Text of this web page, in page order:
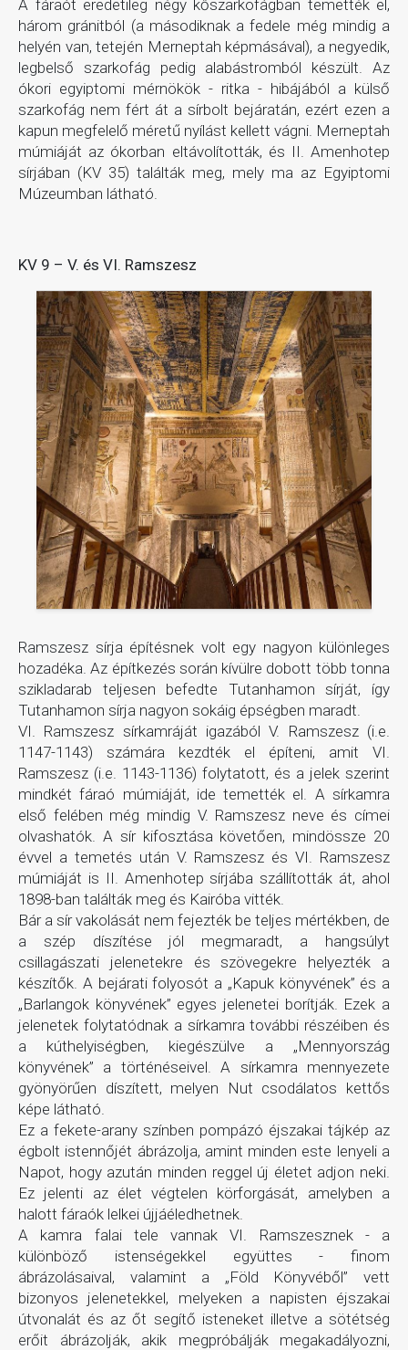
A fáraót eredetileg négy kőszarkofágban temették el,
három gránitból (a másodiknak a fedele még mindig a
helyén van, tetején Merneptah képmásával), a negyedik,
legbelső szarkofág pedig alabástromból készült. Az
ókori egyiptomi mérnökök - ritka - hibájából a külső
szarkofág nem fért át a sírbolt bejáratán, ezért ezen a
kapun megfelelő méretű nyílást kellett vágni. Merneptah
múmiáját az ókorban eltávolították, és II. Amenhotep
sírjában (KV 35) találták meg, mely ma az Egyiptomi
Múzeumban látható.
KV 9 – V. és VI. Ramszesz
Ramszesz sírja építésnek volt egy nagyon különleges
hozadéka. Az építkezés során kívülre dobott több tonna
szikladarab teljesen befedte Tutanhamon sírját, így
Tutanhamon sírja nagyon sokáig épségben maradt.
VI. Ramszesz sírkamráját igazából V. Ramszesz (i.e.
1147-1143) számára kezdték el építeni, amit VI.
Ramszesz (i.e. 1143-1136) folytatott, és a jelek szerint
mindkét fáraó múmiáját, ide temették el. A sírkamra
első felében még mindig V. Ramszesz neve és címei
olvashatók. A sír kifosztása követően, mindössze 20
évvel a temetés után V. Ramszesz és VI. Ramszesz
múmiáját is II. Amenhotep sírjába szállították át, ahol
1898-ban találták meg és Kairóba vitték.
Bár a sír vakolását nem fejezték be teljes mértékben, de
a szép díszítése jól megmaradt, a hangsúlyt
csillagászati jelenetekre és szövegekre helyezték a
készítők. A bejárati folyosót a „Kapuk könyvének” és a
„Barlangok könyvének” egyes jelenetei borítják. Ezek a
jelenetek folytatódnak a sírkamra további részéiben és
a kúthelyiségben, kiegészülve a „Mennyország
könyvének” a történéseivel. A sírkamra mennyezete
gyönyörűen díszített, melyen Nut csodálatos kettős
képe látható.
Ez a fekete-arany színben pompázó éjszakai tájkép az
égbolt istennőjét ábrázolja, amint minden este lenyeli a
Napot, hogy azután minden reggel új életet adjon neki.
Ez jelenti az élet végtelen körforgását, amelyben a
halott fáraók lelkei újjáéledhetnek.
A kamra falai tele vannak VI. Ramszesznek - a
különböző istenségekkel együttes - finom
ábrázolásaival, valamint a „Föld Könyvéből” vett
bizonyos jelenetekkel, melyeken a napisten éjszakai
útvonalát és az őt segítő isteneket illetve a sötétség
erőit ábrázolják, akik megpróbálják megakadályozni,